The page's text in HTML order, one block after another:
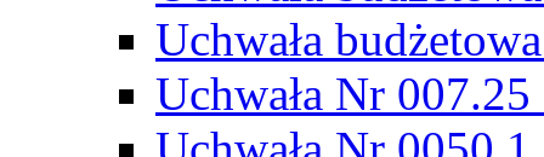
Uchwała
Uchwała Nr